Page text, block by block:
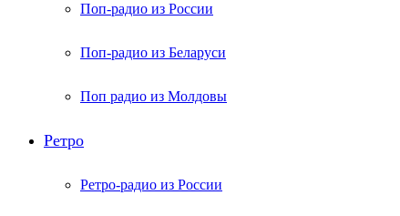
Поп-радио из России
Поп-радио из Беларуси
Поп радио из Молдовы
Ретро
Ретро-радио из России